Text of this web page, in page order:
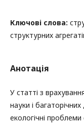
Ключові слова:
структурних
Анотація
У статті з
науки і
екологічні